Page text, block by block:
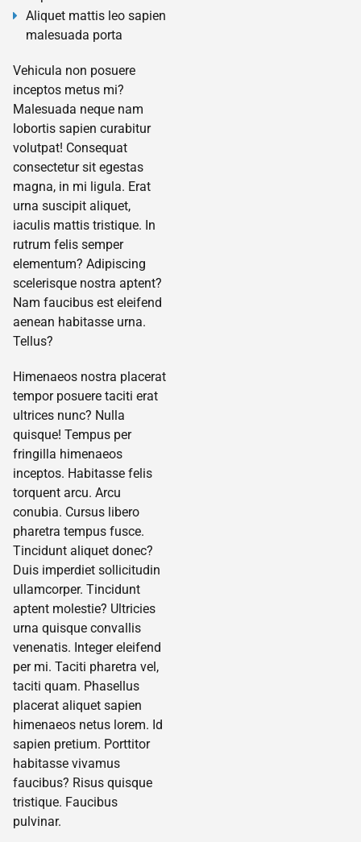
Aliquet mattis leo sapien
malesuada porta
Vehicula non posuere
inceptos metus mi?
Malesuada neque nam
lobortis sapien curabitur
volutpat! Consequat
consectetur sit egestas
magna, in mi ligula. Erat
urna suscipit aliquet,
iaculis mattis tristique. In
rutrum felis semper
elementum? Adipiscing
scelerisque nostra aptent?
Nam faucibus est eleifend
aenean habitasse urna.
Tellus?
Himenaeos nostra placerat
tempor posuere taciti erat
ultrices nunc? Nulla
quisque! Tempus per
fringilla himenaeos
inceptos. Habitasse felis
torquent arcu. Arcu
conubia. Cursus libero
pharetra tempus fusce.
Tincidunt aliquet donec?
Duis imperdiet sollicitudin
ullamcorper. Tincidunt
aptent molestie? Ultricies
urna quisque convallis
venenatis. Integer eleifend
per mi. Taciti pharetra vel,
taciti quam. Phasellus
placerat aliquet sapien
himenaeos netus lorem. Id
sapien pretium. Porttitor
habitasse vivamus
faucibus? Risus quisque
tristique. Faucibus
pulvinar.